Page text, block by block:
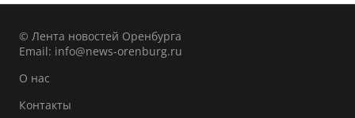
© Лента новостей Оренбурга
Email: info@news-orenburg.ru
О нас
Контакты